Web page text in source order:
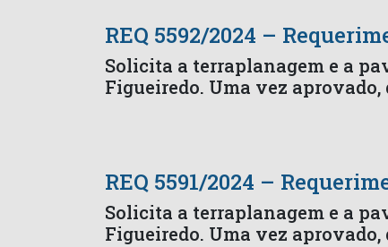
REQ 5592/2024 –
Solicita a terraplanagem e a
Figueiredo. Uma vez
REQ 5591/2024 –
Solicita a terraplanagem e a
Figueiredo. Uma vez